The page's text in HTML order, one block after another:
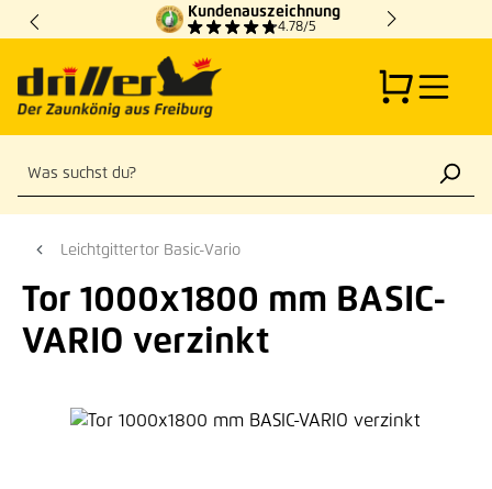
Zum Hauptinhalt springen
Kundenauszeichnung
4.78/5
Leichtgittertor Basic-Vario
Tor 1000x1800 mm BASIC-
VARIO verzinkt
Bildergalerie überspringen